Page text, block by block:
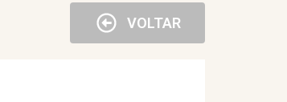
VOLTAR